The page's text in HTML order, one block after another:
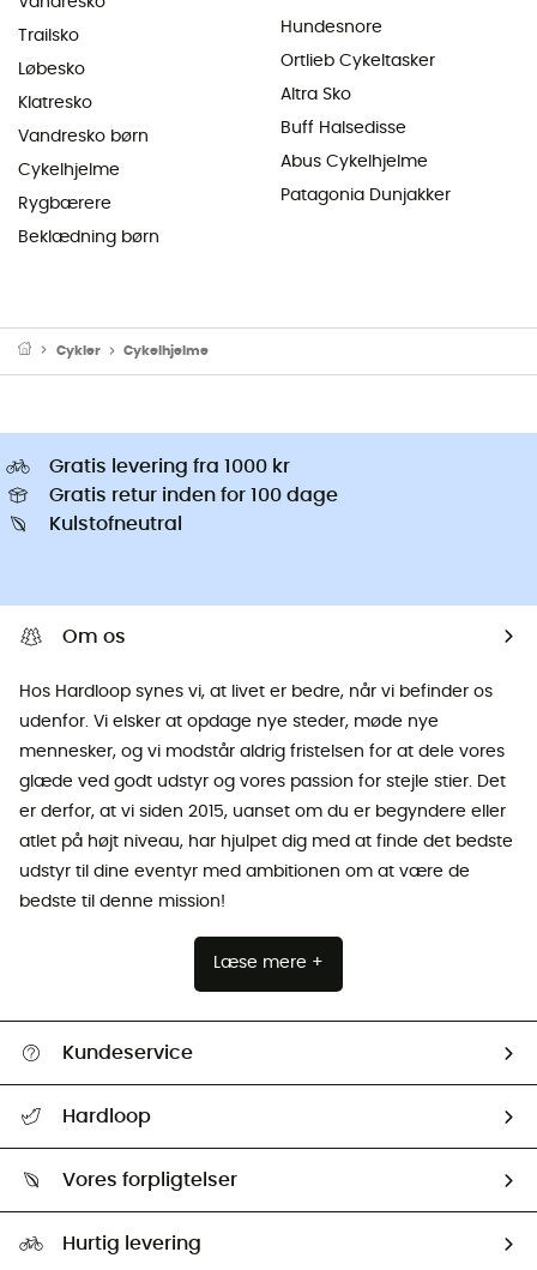
Trailsko
Løbesko
Klatresko
Vandresko børn
Cykelhjelme
Rygbærere
Beklædning børn
Hundesnore
Ortlieb Cykeltasker
Altra Sko
Buff Halsedisse
Abus Cykelhjelme
Patagonia Dunjakker
Cykler Cykelhjelme
Gratis levering fra 1000 kr
Gratis retur inden for 100 dage
Kulstofneutral
Om os
Hos Hardloop synes vi, at livet er bedre, når vi befinder os
udenfor. Vi elsker at opdage nye steder, møde nye
mennesker, og vi modstår aldrig fristelsen for at dele vores
glæde ved godt udstyr og vores passion for stejle stier. Det
er derfor, at vi siden 2015, uanset om du er begyndere eller
atlet på højt niveau, har hjulpet dig med at finde det bedste
udstyr til dine eventyr med ambitionen om at være de
bedste til denne mission!
Læse mere +
Kundeservice
Returnering & Tilbagebetaling
Hardloop
Our ambassadors
Vores forpligtelser
Second hand
Hurtig levering